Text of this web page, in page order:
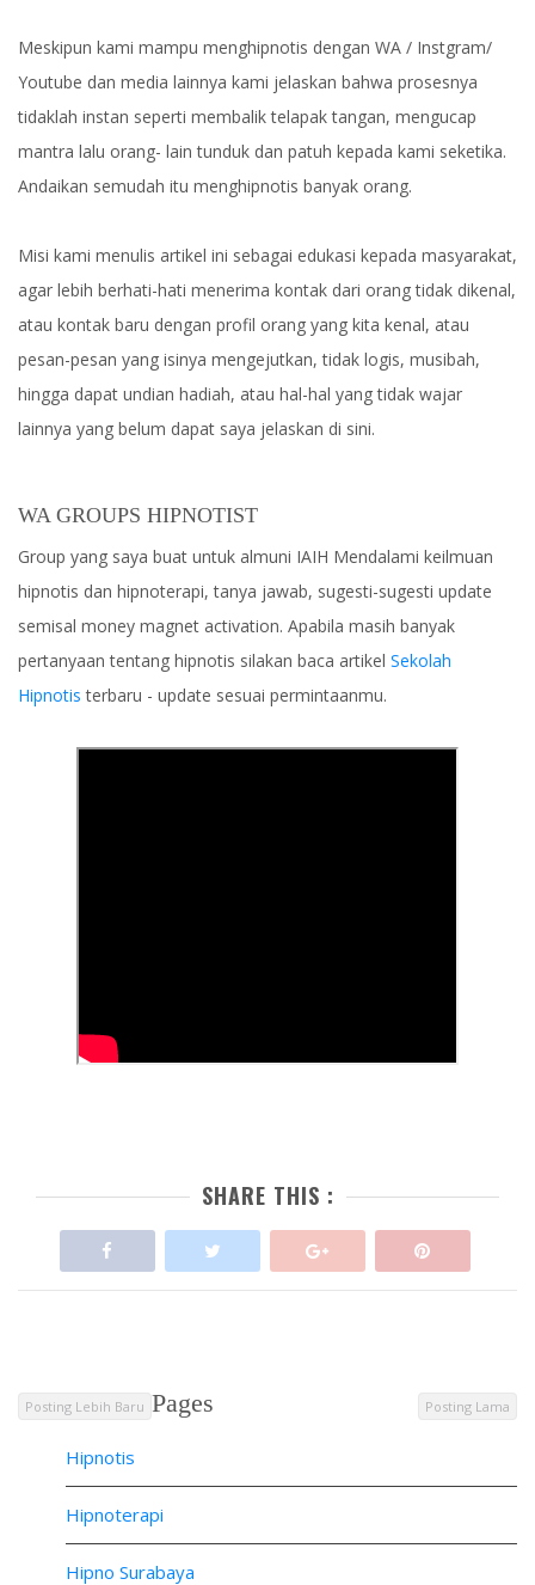
Meskipun kami mampu menghipnotis dengan WA / Instgram/
Youtube dan media lainnya kami jelaskan bahwa prosesnya
tidaklah instan seperti membalik telapak tangan, mengucap
mantra lalu orang- lain tunduk dan patuh kepada kami seketika.
Andaikan semudah itu menghipnotis banyak orang.
Misi kami menulis artikel ini sebagai edukasi kepada masyarakat,
agar lebih berhati-hati menerima kontak dari orang tidak dikenal,
atau kontak baru dengan profil orang yang kita kenal, atau
pesan-pesan yang isinya mengejutkan, tidak logis, musibah,
hingga dapat undian hadiah, atau hal-hal yang tidak wajar
lainnya yang belum dapat saya jelaskan di sini.
WA GROUPS HIPNOTIST
Group yang saya buat untuk almuni IAIH Mendalami keilmuan
hipnotis dan hipnoterapi, tanya jawab, sugesti-sugesti update
semisal money magnet activation. Apabila masih banyak
pertanyaan tentang hipnotis silakan baca artikel Sekolah
Hipnotis terbaru - update sesuai permintaanmu.
SHARE THIS :
Posting Lebih Baru Posting Lama
Pages
Hipnotis
Hipnoterapi
Hipno Surabaya